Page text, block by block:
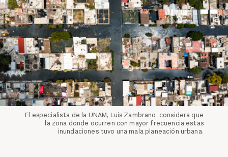
El especialista de la UNAM, Luis Zambrano, considera que
la zona donde ocurren con mayor frecuencia estas
inundaciones tuvo una mala planeación urbana.